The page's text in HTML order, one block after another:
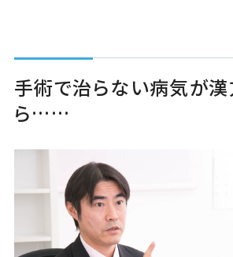
手術で治らない病気が
ら……